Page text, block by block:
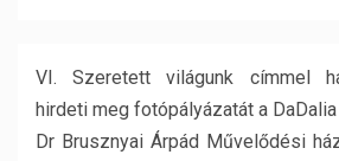
VI. Szeretett világunk címmel
hirdeti meg fotópályázatát a
Dr Brusznyai Árpád Művelődési